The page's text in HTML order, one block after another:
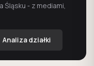
Śląsku - z mediami,
Analiza działki